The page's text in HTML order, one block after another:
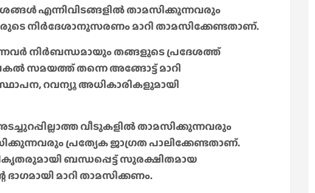
എന്നിവിടങ്ങളിൽ താമസിക്കുന്നവരും
നിർദേശാനുസരണം മാറി താമസിക്കേണ്ടതാണ്.
നിർബന്ധമായും തങ്ങളുടെ പ്രദേശത്ത്
സമയത്ത് തന്നെ അങ്ങോട്ട് മാറി
റവന്യൂ അധികാരികളുമായി
വീടുകളിൽ താമസിക്കുന്നവരും
പ്രത്യേക ജാഗ്രത പാലിക്കേണ്ടതാണ്.
ബന്ധപ്പെട്ട് സുരക്ഷിതമായ
മാറി താമസിക്കണം.